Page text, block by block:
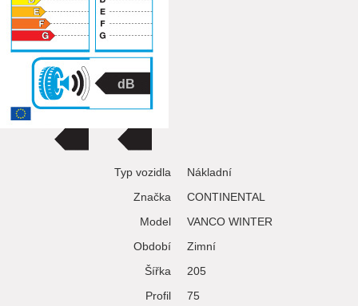
Typ vozidla
Nákladní
Značka
CONTINENTAL
Model
VANCO WINTER
Období
Zimní
Šířka
205
Profil
75